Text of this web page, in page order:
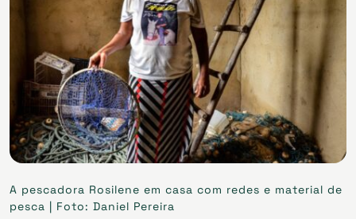
A pescadora Rosilene em casa com redes e material de
pesca | Foto: Daniel Pereira